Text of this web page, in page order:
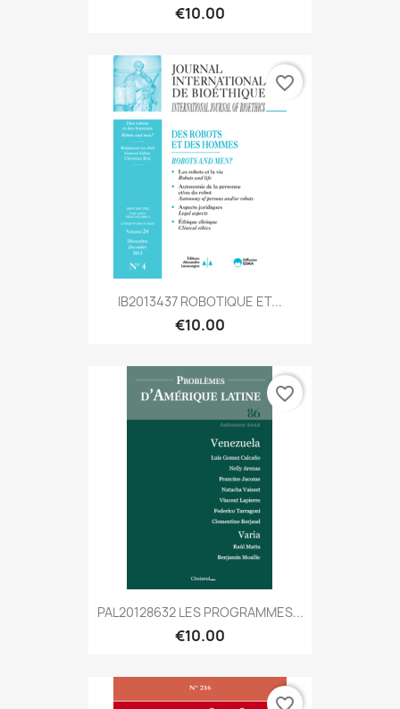
€10.00
IB2013437 ROBOTIQUE ET...
€10.00
favorite_border
PAL20128632 LES PROGRAMMES...
€10.00
favorite_border